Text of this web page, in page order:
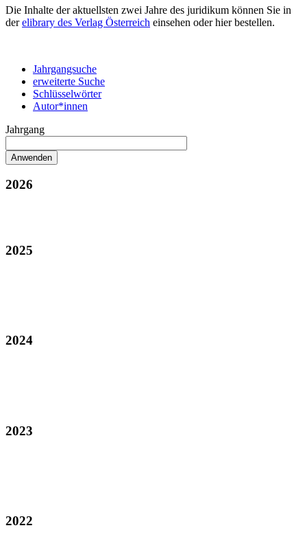
Die Inhalte der aktuellsten zwei Jahre des juridikum können Sie in
derelibrary des Verlag Österreich einsehen oder hier bestellen.
Jahrgangsuche
erweiterte Suche
Schlüsselwörter
Autor*innen
Jahrgang
2026
2025
2024
2023
2022